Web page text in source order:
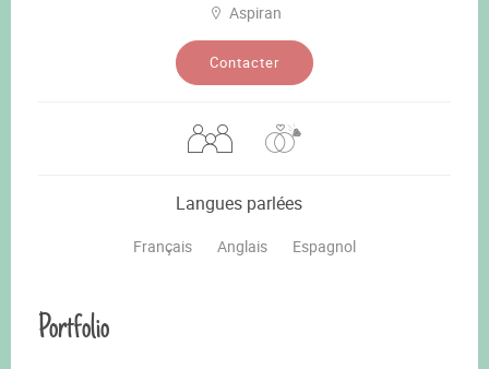
Aspiran
Contacter
Langues parlées
Français Anglais Espagnol
Portfolio